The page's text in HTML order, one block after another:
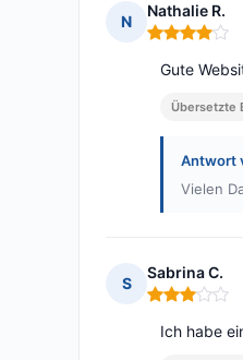
N
Nathalie R.
Hinweis: 4
Gute
Übersetzte
Antwort
Vielen
S
Sabrina C.
Hinweis: 3
Ich habe